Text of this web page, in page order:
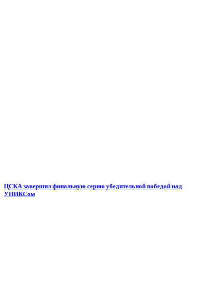
ЦСКА завершил финальную серию убедительной победой над
УНИКСом